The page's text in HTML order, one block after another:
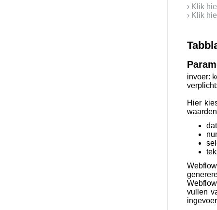
› Klik
› Klik
invoer:
Hier
vullen